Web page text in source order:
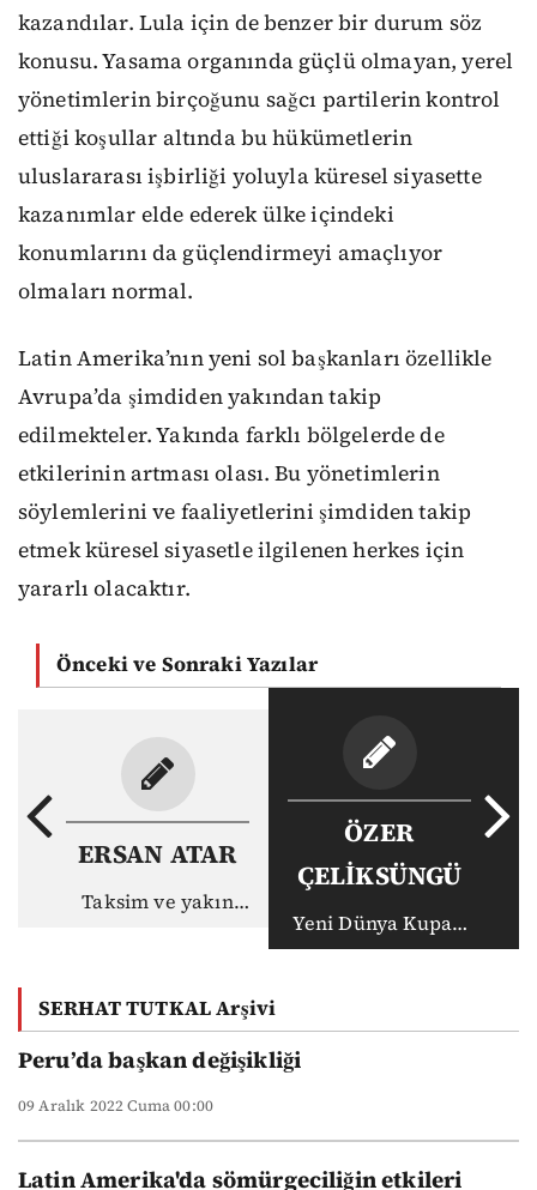
kazandılar. Lula için de benzer bir durum söz
konusu. Yasama organında güçlü olmayan, yerel
yönetimlerin birçoğunu sağcı partilerin kontrol
ettiği koşullar altında bu hükümetlerin
uluslararası işbirliği yoluyla küresel siyasette
kazanımlar elde ederek ülke içindeki
konumlarını da güçlendirmeyi amaçlıyor
olmaları normal.
Latin Amerika’nın yeni sol başkanları özellikle
Avrupa’da şimdiden yakından takip
edilmekteler. Yakında farklı bölgelerde de
etkilerinin artması olası. Bu yönetimlerin
söylemlerini ve faaliyetlerini şimdiden takip
etmek küresel siyasetle ilgilenen herkes için
yararlı olacaktır.
Önceki ve Sonraki Yazılar
ERSAN ATAR
Taksim ve yakın
ayakkabı numarası
kaç?
ÖZER
ÇELİKSÜNGÜ
Yeni Dünya Kupası
yeni kurallar
SERHAT TUTKAL Arşivi
Peru’da başkan değişikliği
09 Aralık 2022 Cuma 00:00
Latin Amerika'da sömürgeciliğin etkileri